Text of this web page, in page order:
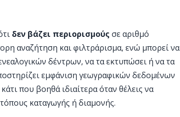
δεν βάζει περιορισμούς σε αριθμό
αναζήτηση και φιλτράρισμα, ενώ μπορεί να
δέντρων, να τα εκτυπώσει ή να τα
εμφάνιση γεωγραφικών δεδομένων
που βοηθά ιδιαίτερα όταν θέλεις να
καταγωγής ή διαμονής.